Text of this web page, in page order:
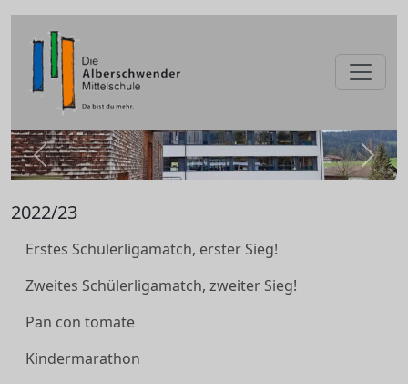
zurück
2022/23
Erstes Schülerligamatch, erster Sieg!
Zweites Schülerligamatch, zweiter Sieg!
Pan con tomate
Kindermarathon